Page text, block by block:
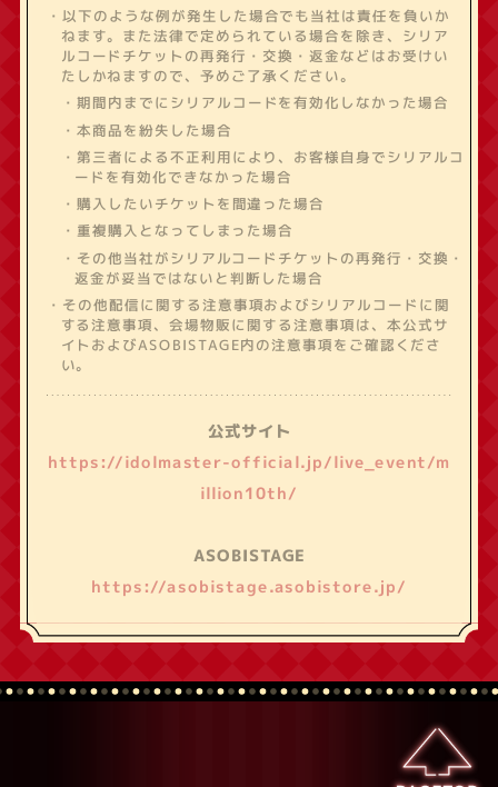
・以下のような例が発生した場合でも当社は責任を負いか
ねます。また法律で定められている場合を除き、シリア
ルコードチケットの再発行・交換・返金などはお受けい
たしかねますので、予めご了承ください。
・期間内までにシリアルコードを有効化しなかった場合
・本商品を紛失した場合
・第三者による不正利用により、お客様自身でシリアルコ
ードを有効化できなかった場合
・購入したいチケットを間違った場合
・重複購入となってしまった場合
・その他当社がシリアルコードチケットの再発行・交換・
返金が妥当ではないと判断した場合
・その他配信に関する注意事項およびシリアルコードに関
する注意事項、会場物販に関する注意事項は、本公式サ
イトおよびASOBISTAGE内の注意事項をご確認くださ
い。
公式サイト
https://idolmaster-official.jp/live_event/m
illion10th/
ASOBISTAGE
https://asobistage.asobistore.jp/